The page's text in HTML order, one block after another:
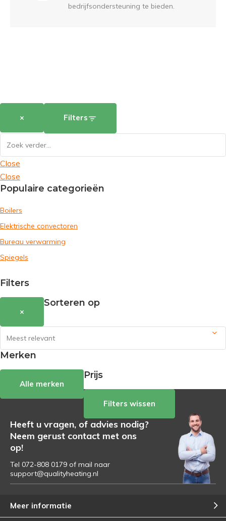
bedrijfsondersteuning te bieden.
× Filters
Close
Close
Populaire categorieën
Boilers
Elektrische convectoren
Bureau verwarming
Spiegels
Filters
×
Sorteren op
Merken
Alle merken
Prijs
Filters wissen
Heeft u vragen, of advies nodig?
Neem gerust contact met ons
op!
Tel 072-808 0179 of mail naar
support@qualityheating.nl
Meer informatie